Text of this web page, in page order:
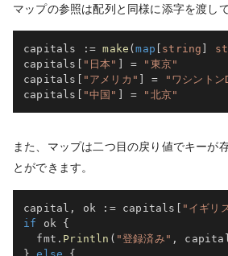
マップの参照は配列と同様に添字を渡し
capitals := make (map string
capitals
"日本" =
"東京"
capitals
"アメリカ" =
"ワシントン
capitals
"中国" = "北京"
また、マップは二つ目の戻り値でキーが
とができます。
capital , ok := capitals [ "イギリ
if ok {
  fmt
. Println ( "登録済み" , capital